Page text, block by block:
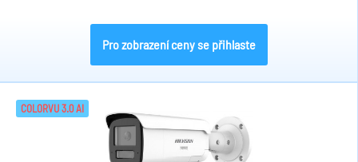
Pro zobrazení ceny se přihlaste
COLORVU 3.0 AI